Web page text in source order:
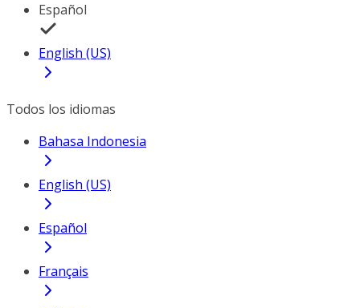
Español
English (US)
Todos los idiomas
Bahasa Indonesia
English (US)
Español
Français